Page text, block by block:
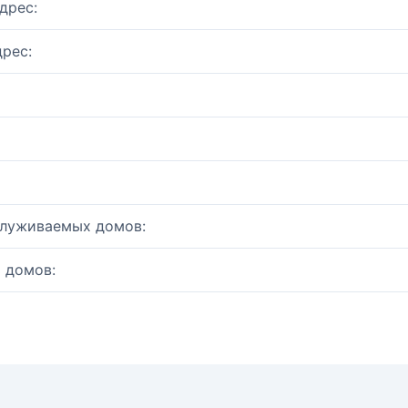
домов:
домов: